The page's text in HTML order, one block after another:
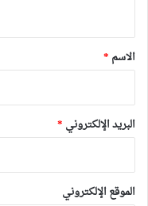
*
الاسم *
البريد الإلكتروني *
الموقع الإلكتروني